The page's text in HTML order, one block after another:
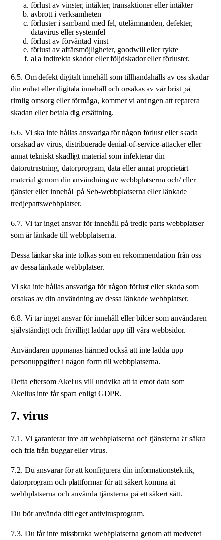
förlust av vinster, intäkter, transaktioner eller intäkter
avbrott i verksamheten
förluster i samband med fel, utelämnanden, defekter,
datavirus eller systemfel
förlust av förväntad vinst
förlust av affärsmöjligheter, goodwill eller rykte
alla indirekta skador eller följdskador eller förluster.
6.5. Om defekt digitalt innehåll som tillhandahålls av oss skadar
din enhet eller digitala innehåll och orsakas av vår brist på
rimlig omsorg eller förmåga, kommer vi antingen att reparera
skadan eller betala dig ersättning.
6.6. Vi ska inte hållas ansvariga för någon förlust eller skada
orsakad av virus, distribuerade denial-of-service-attacker eller
annat tekniskt skadligt material som infekterar din
datorutrustning, datorprogram, data eller annat proprietärt
material genom din användning av webbplatserna och/ eller
tjänster eller innehåll på Seb-webbplatserna eller länkade
tredjepartswebbplatser.
6.7. Vi tar inget ansvar för innehåll på tredje parts webbplatser
som är länkade till webbplatserna.
Dessa länkar ska inte tolkas som en rekommendation från oss
av dessa länkade webbplatser.
Vi ska inte hållas ansvariga för någon förlust eller skada som
orsakas av din användning av dessa länkade webbplatser.
6.8. Vi tar inget ansvar för innehåll eller bilder som användaren
självständigt och frivilligt laddar upp till våra webbsidor.
Användaren uppmanas härmed också att inte ladda upp
personuppgifter i någon form till webbplatserna.
Detta eftersom Akelius vill undvika att ta emot data som
Akelius inte får spara enligt GDPR.
7. virus
7.1. Vi garanterar inte att webbplatserna och tjänsterna är säkra
och fria från buggar eller virus.
7.2. Du ansvarar för att konfigurera din informationsteknik,
datorprogram och plattformar för att säkert komma åt
webbplatserna och använda tjänsterna på ett säkert sätt.
Du bör använda ditt eget antivirusprogram.
7.3. Du får inte missbruka webbplatserna genom att medvetet